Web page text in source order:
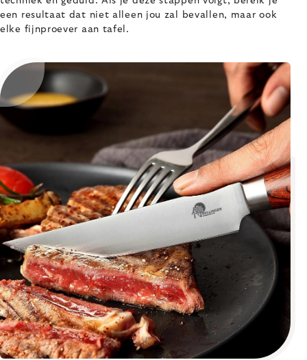
een resultaat dat niet alleen jou zal bevallen, maar ook
elke fijnproever aan tafel.